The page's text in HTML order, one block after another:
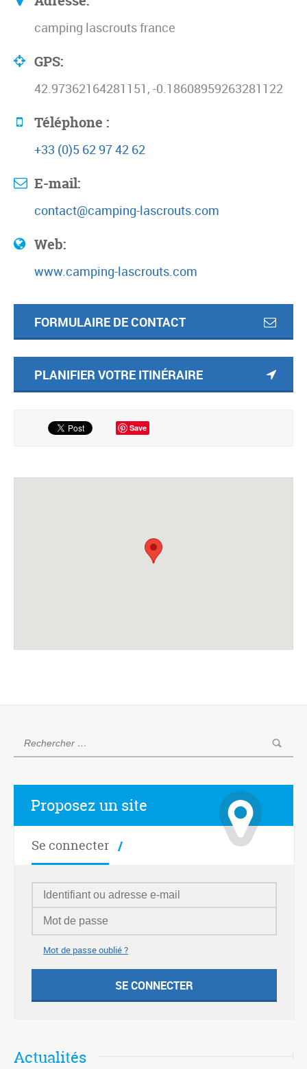
camping lascrouts france
GPS:
42.97362164281151, -0.18608959263281122
Téléphone :
+33 (0)5 62 97 42 62
E-mail:
contact@camping-lascrouts.com
Web:
www.camping-lascrouts.com
FORMULAIRE DE CONTACT
PLANIFIER VOTRE ITINÉRAIRE
Save
Proposez un site
Se connecter
Mot de passe oublié ?
Actualités